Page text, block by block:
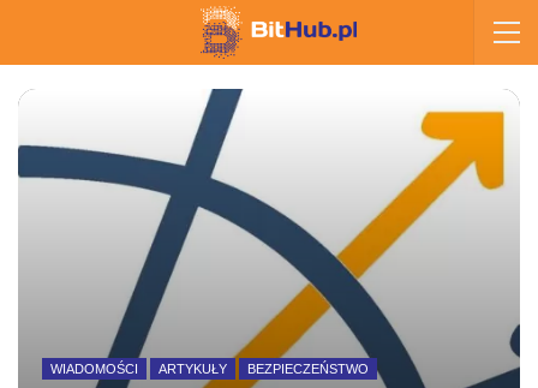
WIADOMOŚCI ARTYKUŁY BEZPIECZEŃSTWO